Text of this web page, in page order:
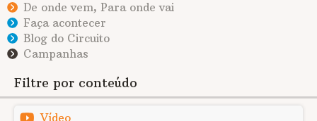
De onde vem, Para onde vai
Faça acontecer
Blog do Circuito
Campanhas
Filtre por conteúdo
Vídeo